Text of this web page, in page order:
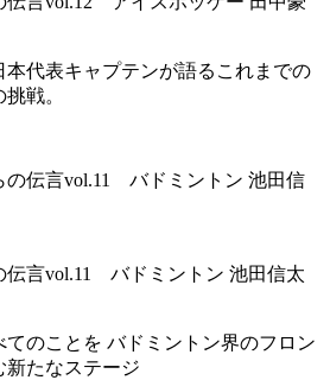
本代表キャプテンが語るこれまでの
戦。
伝言vol.11 バドミントン 池田信太
てのことを バドミントン界のフロン
新たなステージ